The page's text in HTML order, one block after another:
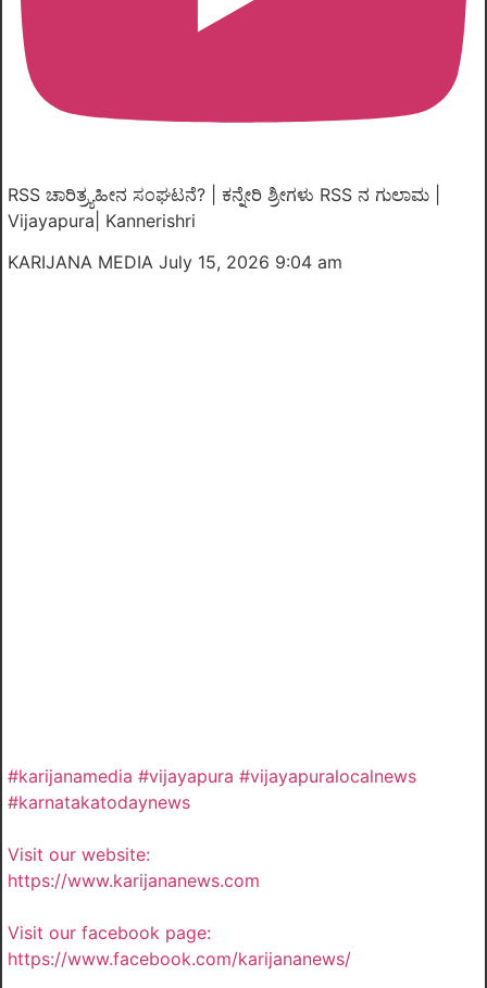
RSS ಚಾರಿತ್ರ್ಯಹೀನ ಸಂಘಟನೆ? | ಕನ್ನೇರಿ ಶ್ರೀಗಳು RSS ನ ಗುಲಾಮ |
Vijayapura| Kannerishri
KARIJANA MEDIA July 15, 2026 9:04 am
#karijanamedia #vijayapura #vijayapuralocalnews
#karnatakatodaynews
Visit our website:
https://www.karijananews.com
Visit our facebook page:
https://www.facebook.com/karijananews/